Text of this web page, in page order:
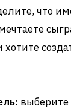
что